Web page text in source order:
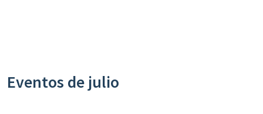
Eventos de julio